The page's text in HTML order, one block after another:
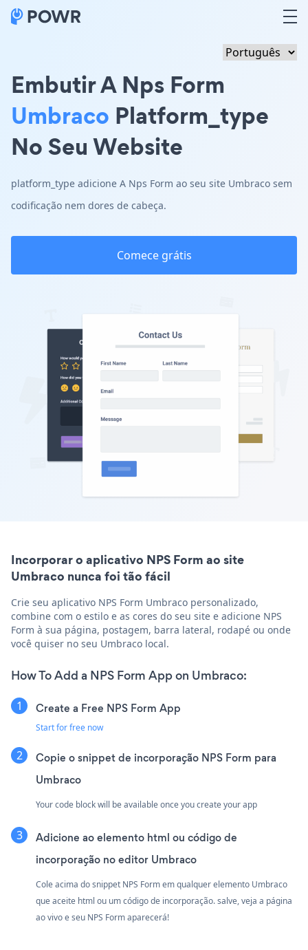
Embutir A Nps Form
Umbraco Platform_type
No Seu Website
platform_type adicione A Nps Form ao seu site Umbraco sem
codificação nem dores de cabeça.
Comece grátis
Incorporar o aplicativo NPS Form ao site
Umbraco nunca foi tão fácil
Crie seu aplicativo NPS Form Umbraco personalizado,
combine com o estilo e as cores do seu site e adicione NPS
Form à sua página, postagem, barra lateral, rodapé ou onde
você quiser no seu Umbraco local.
How To Add a NPS Form App on Umbraco:
Create a Free NPS Form App
Start for free now
Copie o snippet de incorporação NPS Form para
Umbraco
Your code block will be available once you create your app
Adicione ao elemento html ou código de
incorporação no editor Umbraco
Cole acima do snippet NPS Form em qualquer elemento Umbraco
que aceite html ou um código de incorporação. salve, veja a página
ao vivo e seu NPS Form aparecerá!